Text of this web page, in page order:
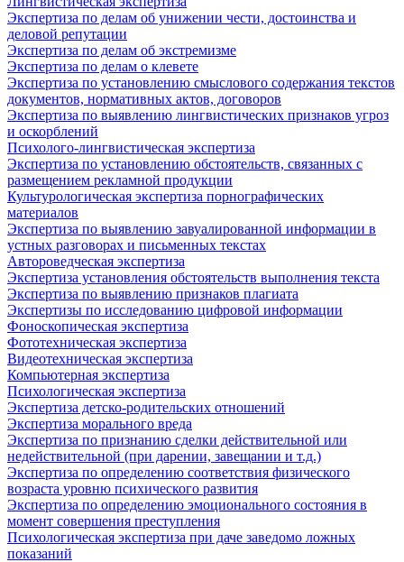
Экспертиза по делам об унижении чести, достоинства и
деловой репутации
Экспертиза по делам об экстремизме
Экспертиза по делам о клевете
Экспертиза по установлению смыслового содержания текстов
документов, нормативных актов, договоров
Экспертиза по выявлению лингвистических признаков угроз
и оскорблений
Психолого-лингвистическая экспертиза
Экспертиза по установлению обстоятельств, связанных с
размещением рекламной продукции
Культурологическая экспертиза порнографических
материалов
Экспертиза по выявлению завуалированной информации в
устных разговорах и письменных текстах
Автороведческая экспертиза
Экспертиза установления обстоятельств выполнения текста
Экспертиза по выявлению признаков плагиата
Экспертизы по исследованию цифровой информации
Фоноскопическая экспертиза
Фототехническая экспертиза
Видеотехническая экспертиза
Компьютерная экспертиза
Психологическая экспертиза
Экспертиза детско-родительских отношений
Экспертиза морального вреда
Экспертиза по признанию сделки действительной или
недействительной (при дарении, завещании и т.д.)
Экспертиза по определению соответствия физического
возраста уровню психического развития
Экспертиза по определению эмоционального состояния в
момент совершения преступления
Психологическая экспертиза при даче заведомо ложных
показаний